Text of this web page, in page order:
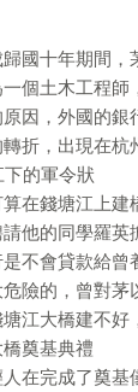
國十年期間，
個土木工程師
因，外國的銀
折，出現在杭
的軍令狀
在錢塘江上建
他的同學羅英
不會貸款給曾
險的，曾對茅
塘江大橋建不
奠基典禮
在完成了奠